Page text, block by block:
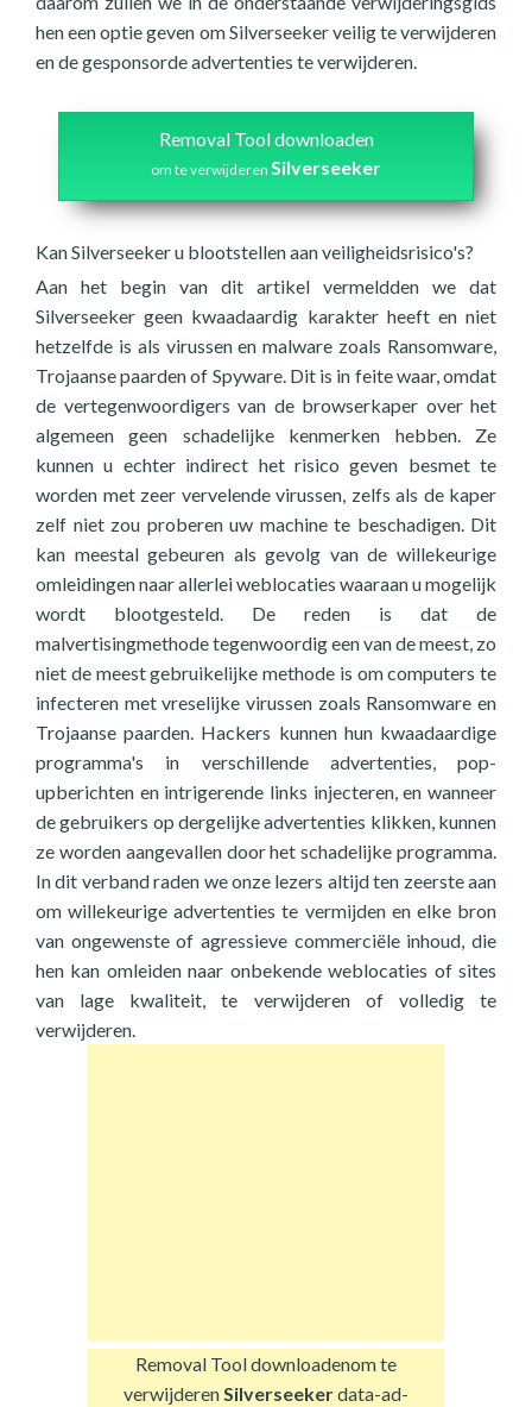
hen een optie geven om Silverseeker veilig te verwijderen
en de gesponsorde advertenties te verwijderen.
Removal Tool downloaden
om te verwijderen Silverseeker
Kan Silverseeker u blootstellen aan veiligheidsrisico's?
Aan het begin van dit artikel vermeldden we dat
Silverseeker geen kwaadaardig karakter heeft en niet
hetzelfde is als virussen en malware zoals Ransomware,
Trojaanse paarden of Spyware. Dit is in feite waar, omdat
de vertegenwoordigers van de browserkaper over het
algemeen geen schadelijke kenmerken hebben. Ze
kunnen u echter indirect het risico geven besmet te
worden met zeer vervelende virussen, zelfs als de kaper
zelf niet zou proberen uw machine te beschadigen. Dit
kan meestal gebeuren als gevolg van de willekeurige
omleidingen naar allerlei weblocaties waaraan u mogelijk
wordt blootgesteld. De reden is dat de
malvertisingmethode tegenwoordig een van de meest, zo
niet de meest gebruikelijke methode is om computers te
infecteren met vreselijke virussen zoals Ransomware en
Trojaanse paarden. Hackers kunnen hun kwaadaardige
programma's in verschillende advertenties, pop-
upberichten en intrigerende links injecteren, en wanneer
de gebruikers op dergelijke advertenties klikken, kunnen
ze worden aangevallen door het schadelijke programma.
In dit verband raden we onze lezers altijd ten zeerste aan
om willekeurige advertenties te vermijden en elke bron
van ongewenste of agressieve commerciële inhoud, die
hen kan omleiden naar onbekende weblocaties of sites
van lage kwaliteit, te verwijderen of volledig te
verwijderen.
Removal Tool downloadenom te
verwijderenSilverseekerdata-ad-